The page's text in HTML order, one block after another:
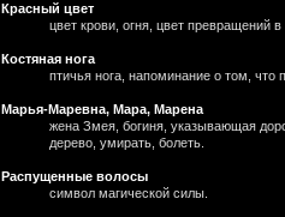
Красный цвет
цвет крови, огня, цвет превращений
Костяная нога
птичья нога, напоминание о том, что
Марья-Маревна, Мара, Марена
жена Змея, богиня, указывающая
дерево, умирать, болеть.
Распущенные волосы
символ магической силы.